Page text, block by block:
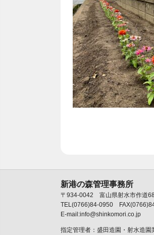
新港の森管理事務所
〒934-0042 富山県射水市作道
TEL(0766)84-0950
E-mail:info@shinkomori.co.jp
指定管理者：盛田造園・射水造園